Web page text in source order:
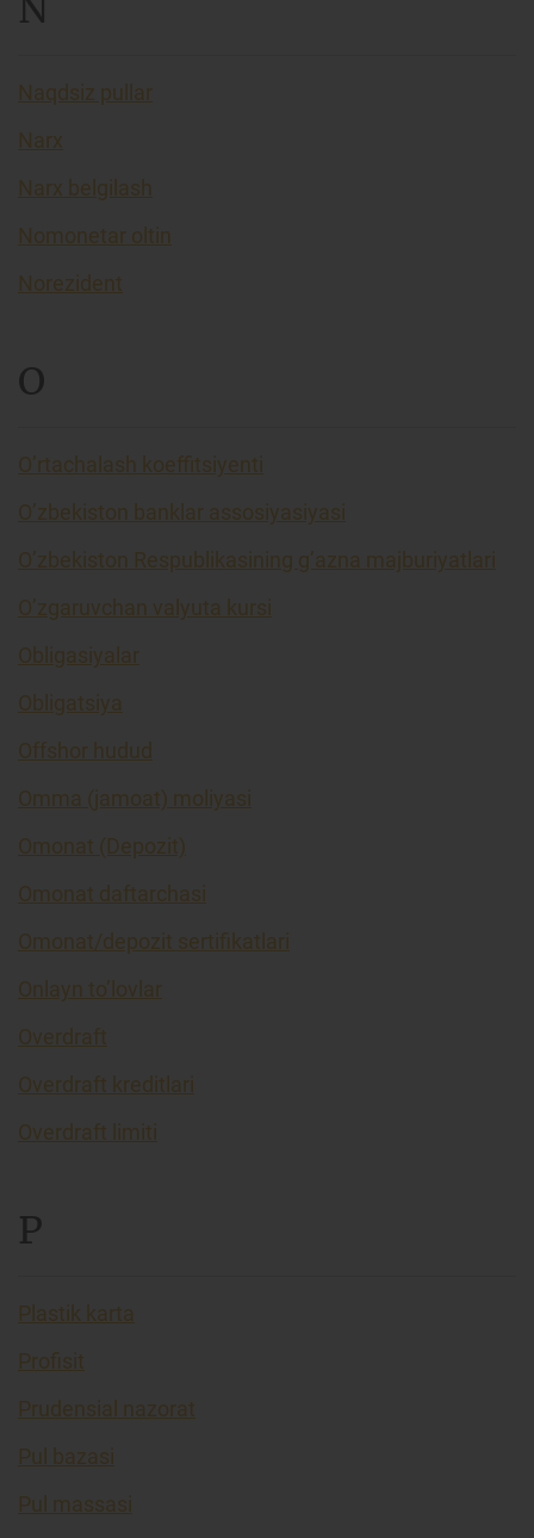
N
Naqdsiz pullar
Narx
Narx belgilash
Nomonetar oltin
Norezident
O
O’rtachalash koeffitsiyenti
O’zbekiston banklar assosiyasiyasi
O’zbekiston Respublikasining g’azna majburiyatlari
O’zgaruvchan valyuta kursi
Obligasiyalar
Obligatsiya
Offshor hudud
Omma (jamoat) moliyasi
Omonat (Depozit)
Omonat daftarchasi
Omonat/depozit sertifikatlari
Onlayn to’lovlar
Overdraft
Overdraft kreditlari
Overdraft limiti
P
Plastik karta
Profisit
Prudensial nazorat
Pul bazasi
Pul massasi